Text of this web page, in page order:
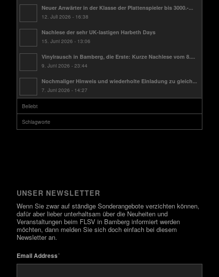
Neuer Anwärter in der Klasse der Plattenspieler bis 3000.-...
12. Juli 2026 - 16:38
Nachlese der sehr UK-lastigen Harbeth Days
15. Juni 2026 - 13:06
Vinylrausch in Bamberg, die Erste: Kurze Nachlese vom 8....
9. Juni 2026 - 23:44
Nochmaliger Hinweis und wiederholte Einladung zu gleich...
7. Juni 2026 - 14:27
Beliebt
Schlagworte
UNSER NEWSLETTER
Wenn Sie zwar auf ständige Sonderangebote verzichten können,
dafür aber lieber unterhaltsam über die Neuheiten und
Veranstaltungen beim FLSV in Bamberg informiert werden
möchten, dann melden Sie sich doch einfach bei diesem
Newsletter an.
Email Address*